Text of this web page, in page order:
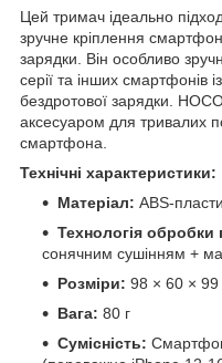
Цей тримач ідеально
зручне кріплення
зарядки. Він особливо
серії та інших смартфонів
бездротової зарядки.
аксесуаром для тривалих
смартфона.
Технічні характеристики:
Матеріал: ABS-
Технологія обробки
сонячним сушінням +
Розміри: 98 × 60 ×
Вага: 80 г
Сумісність: